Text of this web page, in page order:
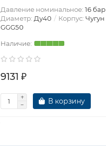
Давление номинальное: 16 бар
Диаметр: Ду40 Корпус: Чугун
GGG50
9131 ₽
В корзину